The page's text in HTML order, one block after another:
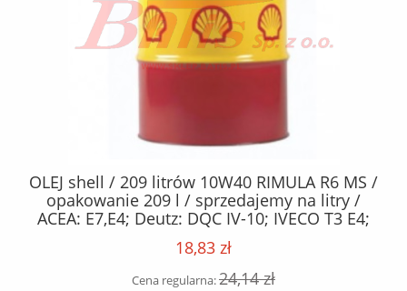
OLEJ shell / 209 litrów 10W40 RIMULA R6 MS /
opakowanie 209 l / sprzedajemy na litry /
ACEA: E7,E4; Deutz: DQC IV-10; IVECO T3 E4;
MAN: M3277; MTU: Category 3; Renault Trucks:
RXD; Scania: LDF-2, LDF-3; Volvo: VDS-3
18,83 zł
Cena regularna:24,14 zł